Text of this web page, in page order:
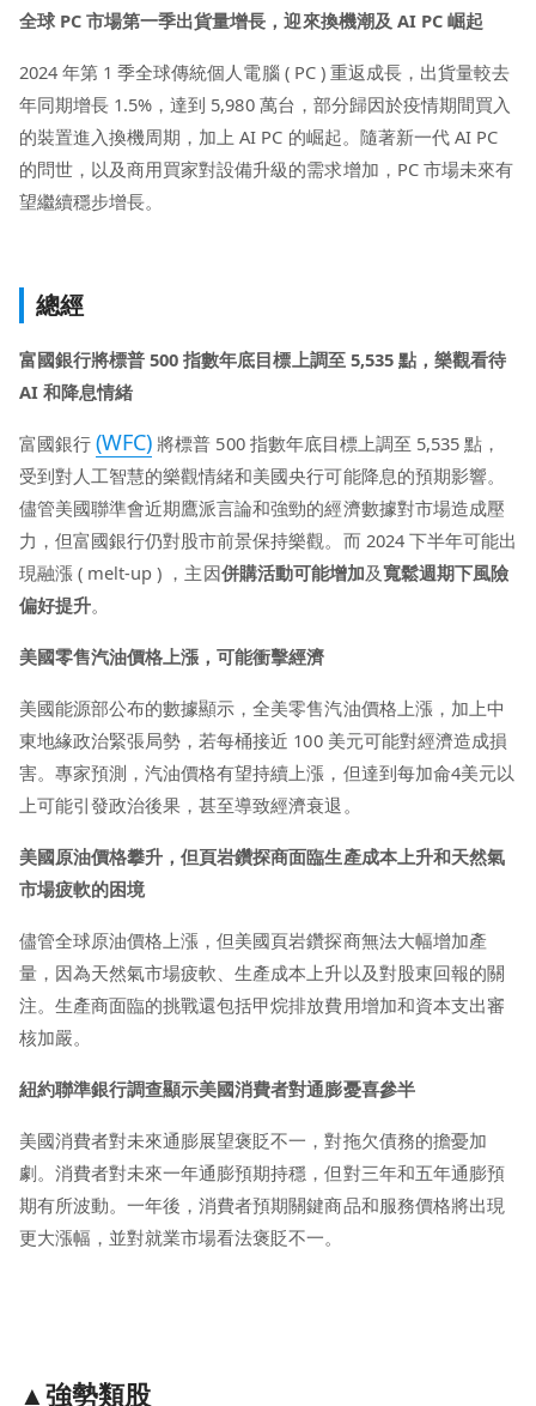
全球 PC 市場第一季出貨量增長，迎來換機潮及 AI PC 崛起
2024 年第 1 季全球傳統個人電腦 ( PC ) 重返成長，出貨量較去
年同期增長 1.5%，達到 5,980 萬台，部分歸因於疫情期間買入
的裝置進入換機周期，加上 AI PC 的崛起。隨著新一代 AI PC
的問世，以及商用買家對設備升級的需求增加，PC 市場未來有
望繼續穩步增長。
總經
富國銀行將標普 500 指數年底目標上調至 5,535 點，樂觀看待
AI 和降息情緒
富國銀行(WFC) 將標普 500 指數年底目標上調至 5,535 點，
受到對人工智慧的樂觀情緒和美國央行可能降息的預期影響。
儘管美國聯準會近期鷹派言論和強勁的經濟數據對市場造成壓
力，但富國銀行仍對股市前景保持樂觀。而 2024 下半年可能出
現融漲 ( melt-up ) ，主因併購活動可能增加及寬鬆週期下風險
偏好提升。
美國零售汽油價格上漲，可能衝擊經濟
美國能源部公布的數據顯示，全美零售汽油價格上漲，加上中
東地緣政治緊張局勢，若每桶接近 100 美元可能對經濟造成損
害。專家預測，汽油價格有望持續上漲，但達到每加侖4美元以
上可能引發政治後果，甚至導致經濟衰退。
美國原油價格攀升，但頁岩鑽探商面臨生產成本上升和天然氣
市場疲軟的困境
儘管全球原油價格上漲，但美國頁岩鑽探商無法大幅增加產
量，因為天然氣市場疲軟、生產成本上升以及對股東回報的關
注。生產商面臨的挑戰還包括甲烷排放費用增加和資本支出審
核加嚴。
紐約聯準銀行調查顯示美國消費者對通膨憂喜參半
美國消費者對未來通膨展望褒貶不一，對拖欠債務的擔憂加
劇。消費者對未來一年通膨預期持穩，但對三年和五年通膨預
期有所波動。一年後，消費者預期關鍵商品和服務價格將出現
更大漲幅，並對就業市場看法褒貶不一。
▲強勢類股